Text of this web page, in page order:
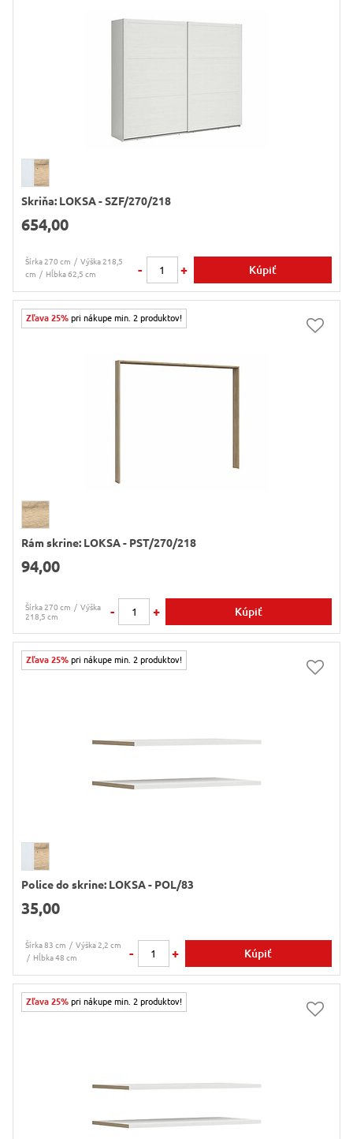
Skriňa: LOKSA - SZF/270/218
654,00
Šírka 270 cm
Výška 218,5
cm
Hĺbka 62,5 cm - + Kúpiť
Zľava 25% pri nákupe min. 2 produktov!
Rám skrine: LOKSA - PST/270/218
94,00
Šírka 270 cm
Výška
218,5 cm
- + Kúpiť
Zľava 25% pri nákupe min. 2 produktov!
Police do skrine: LOKSA - POL/83
35,00
Šírka 83 cm
Výška 2,2 cm
Hĺbka 48 cm
- + Kúpiť
Zľava 25% pri nákupe min. 2 produktov!